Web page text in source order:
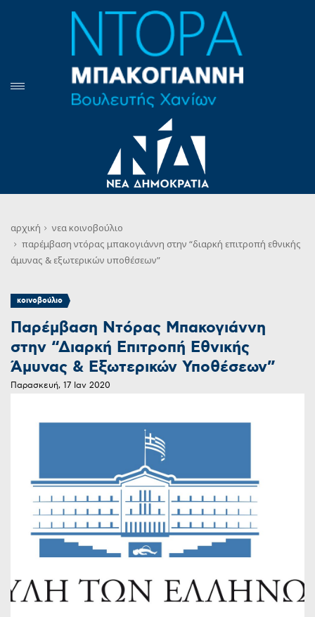
αρχική νεακοινοβούλιο
παρέμβαση ντόρας μπακογιάννη στην “διαρκή επιτροπή εθνικής
άμυνας & εξωτερικών υποθέσεων”
κοινοβούλιο
Παρέμβαση Ντόρας Μπακογιάννη
στην “Διαρκή Επιτροπή Εθνικής
Άμυνας & Εξωτερικών Υποθέσεων”
Παρασκευή, 17 Ιαν 2020